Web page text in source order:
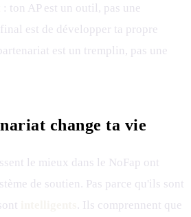
: ton AP est un outil, pas une
est de développer ta propre
est un tremplin, pas une
change ta vie
le mieux dans le NoFap ont
de soutien. Pas parce qu'ils sont
. Ils comprennent que